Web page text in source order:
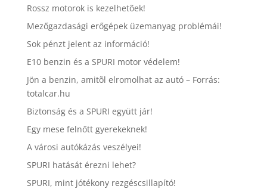
Rossz motorok is kezelhetõek!
Mezőgazdasági erőgépek üzemanyag problémái!
Sok pénzt jelent az információ!
E10 benzin és a SPURI motor védelem!
Jön a benzin, amitõl elromolhat az autó – Forrás:
totalcar.hu
Biztonság és a SPURI együtt jár!
Egy mese felnőtt gyerekeknek!
A városi autókázás veszélyei!
SPURI hatását érezni lehet?
SPURI, mint jótékony rezgéscsillapító!